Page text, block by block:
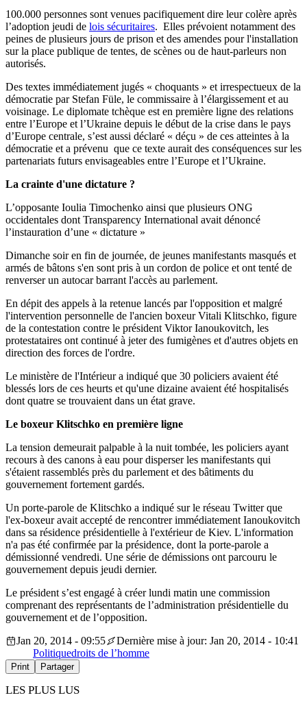
100.000 personnes sont venues pacifiquement dire leur colère après
l’adoption jeudi de lois sécuritaires. Elles prévoient notamment des
peines de plusieurs jours de prison et des amendes pour l'installation
sur la place publique de tentes, de scènes ou de haut-parleurs non
autorisés.
Des textes immédiatement jugés « choquants » et irrespectueux de la
démocratie par Stefan Füle, le commissaire à l’élargissement et au
voisinage. Le diplomate tchèque est en première ligne des relations
entre l’Europe et l’Ukraine depuis le début de la crise dans le pays
d’Europe centrale, s’est aussi déclaré « déçu » de ces atteintes à la
démocratie et a prévenu que ce texte aurait des conséquences sur les
partenariats futurs envisageables entre l’Europe et l’Ukraine.
La crainte d'une dictature ?
L’opposante Ioulia Timochenko ainsi que plusieurs ONG
occidentales dont Transparency International avait dénoncé
l’instauration d’une « dictature »
Dimanche soir en fin de journée, de jeunes manifestants masqués et
armés de bâtons s'en sont pris à un cordon de police et ont tenté de
renverser un autocar barrant l'accès au parlement.
En dépit des appels à la retenue lancés par l'opposition et malgré
l'intervention personnelle de l'ancien boxeur Vitali Klitschko, figure
de la contestation contre le président Viktor Ianoukovitch, les
protestataires ont continué à jeter des fumigènes et d'autres objets en
direction des forces de l'ordre.
Le ministère de l'Intérieur a indiqué que 30 policiers avaient été
blessés lors de ces heurts et qu'une dizaine avaient été hospitalisés
dont quatre se trouvaient dans un état grave.
Le boxeur Klitschko en première ligne
La tension demeurait palpable à la nuit tombée, les policiers ayant
recours à des canons à eau pour disperser les manifestants qui
s'étaient rassemblés près du parlement et des bâtiments du
gouvernement fortement gardés.
Un porte-parole de Klitschko a indiqué sur le réseau Twitter que
l'ex-boxeur avait accepté de rencontrer immédiatement Ianoukovitch
dans sa résidence présidentielle à l'extérieur de Kiev. L'information
n'a pas été confirmée par la présidence, dont la porte-parole a
démissionné vendredi. Une série de démissions ont parcouru le
gouvernement depuis jeudi dernier.
Le président s’est engagé à créer lundi matin une commission
comprenant des représentants de l’administration présidentielle du
gouvernement et de l’opposition.
Jan 20, 2014 - 09:55
Dernière mise à jour: Jan 20, 2014 - 10:41
Politiquedroits de l’homme
Print Partager
LES PLUS LUS